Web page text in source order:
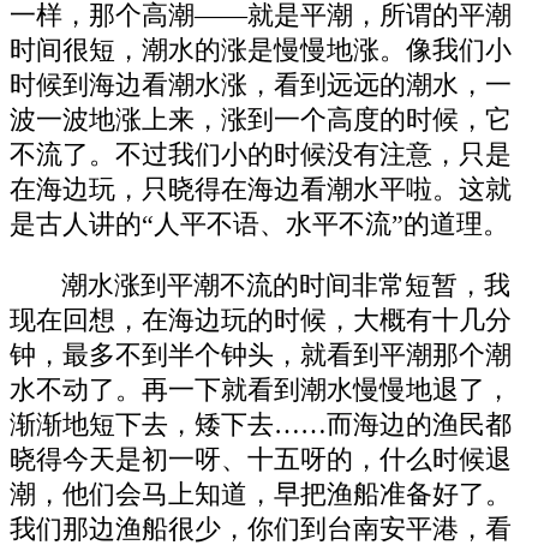
一样，那个高潮——就是平潮，所谓的平潮
时间很短，潮水的涨是慢慢地涨。像我们小
时候到海边看潮水涨，看到远远的潮水，一
波一波地涨上来，涨到一个高度的时候，它
不流了。不过我们小的时候没有注意，只是
在海边玩，只晓得在海边看潮水平啦。这就
是古人讲的“人平不语、水平不流”的道理。
潮水涨到平潮不流的时间非常短暂，我
现在回想，在海边玩的时候，大概有十几分
钟，最多不到半个钟头，就看到平潮那个潮
水不动了。再一下就看到潮水慢慢地退了，
渐渐地短下去，矮下去……而海边的渔民都
晓得今天是初一呀、十五呀的，什么时候退
潮，他们会马上知道，早把渔船准备好了。
我们那边渔船很少，你们到台南安平港，看